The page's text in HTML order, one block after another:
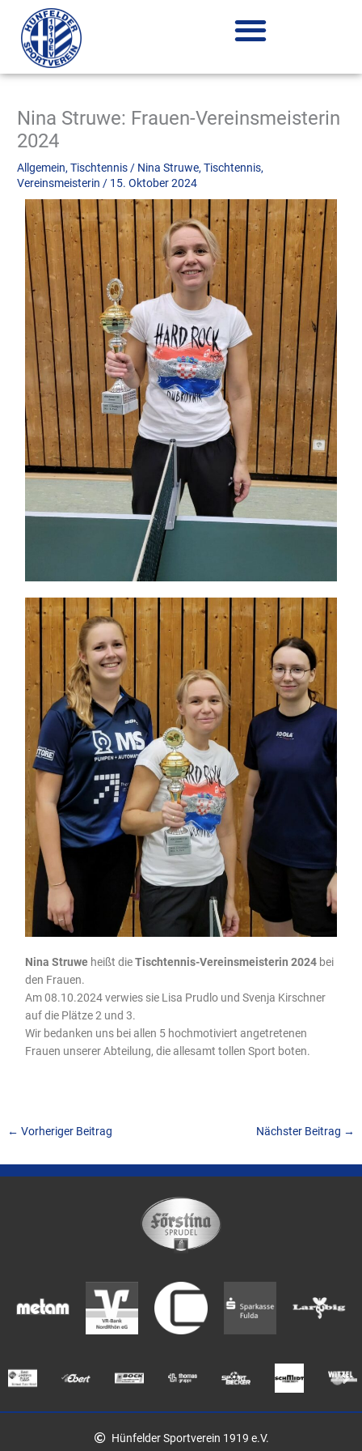
Inhalt
springen
Nina Struwe: Frauen-Vereinsmeisterin
2024
Allgemein,Tischtennis / Nina Struwe,Tischtennis,
Vereinsmeisterin / 15. Oktober 2024
Nina Struwe heißt dieTischtennis-Vereinsmeisterin 2024 bei
den Frauen.
Am 08.10.2024 verwies sie Lisa Prudlo und Svenja Kirschner
auf die Plätze 2 und 3.
Wir bedanken uns bei allen 5 hochmotiviert angetretenen
Frauen unserer Abteilung, die allesamt tollen Sport boten.
← Vorheriger Beitrag Nächster Beitrag →
Hünfelder Sportverein 1919 e.V.